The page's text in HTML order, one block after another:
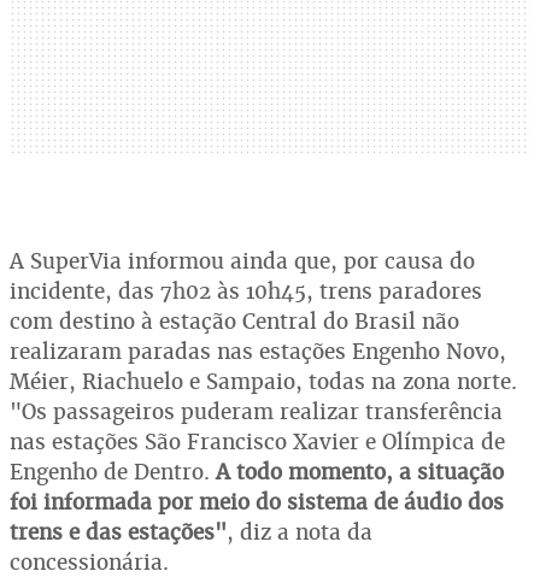
A SuperVia informou ainda que, por causa do
incidente, das 7h02 às 10h45, trens paradores
com destino à estação Central do Brasil não
realizaram paradas nas estações Engenho Novo,
Méier, Riachuelo e Sampaio, todas na zona norte.
"Os passageiros puderam realizar transferência
nas estações São Francisco Xavier e Olímpica de
Engenho de Dentro.A todo momento, a situação
foi informada por meio do sistema de áudio dos
trens e das estações", diz a nota da
concessionária.